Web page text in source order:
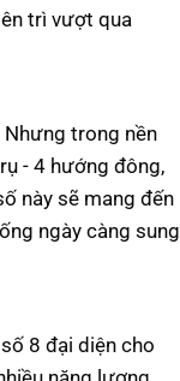
trì vượt qua
trong nền
- 4 hướng đông,
này sẽ mang đến
ngày càng sung
8 đại diện cho